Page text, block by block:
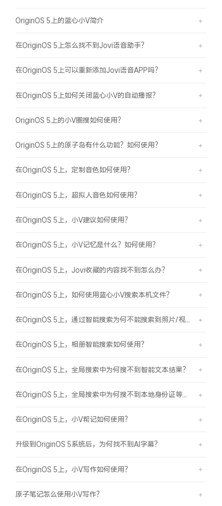
OriginOS 5上的蓝心小V简介
在OriginOS 5上怎么找不到Jovi语音助手？
在OriginOS 5上可以重新添加Jovi语音APP吗？
在OriginOS 5上如何关闭蓝心小V的自动播报？
OriginOS 5上的小V圈搜如何使用？
OriginOS 5上的原子岛有什么功能？如何使用？
在OriginOS 5上，定制音色如何使用？
在OriginOS 5上，超拟人音色如何使用？
在OriginOS 5上，小V建议如何使用？
在OriginOS 5上，小V记忆是什么？如何使用？
在OriginOS 5上，Jovi收藏的内容找不到怎么办？
在OriginOS 5上，如何使用蓝心小V搜索本机文件？
在OriginOS 5上，相册智能搜索如何使用？
在OriginOS 5上，全局搜索中为何搜不到智能文本结果？
在OriginOS 5上，小V帮记如何使用？
升级到OriginOS 5系统后，为何找不到AI字幕？
在OriginOS 5上，小V写作如何使用？
原子笔记怎么使用小V写作？